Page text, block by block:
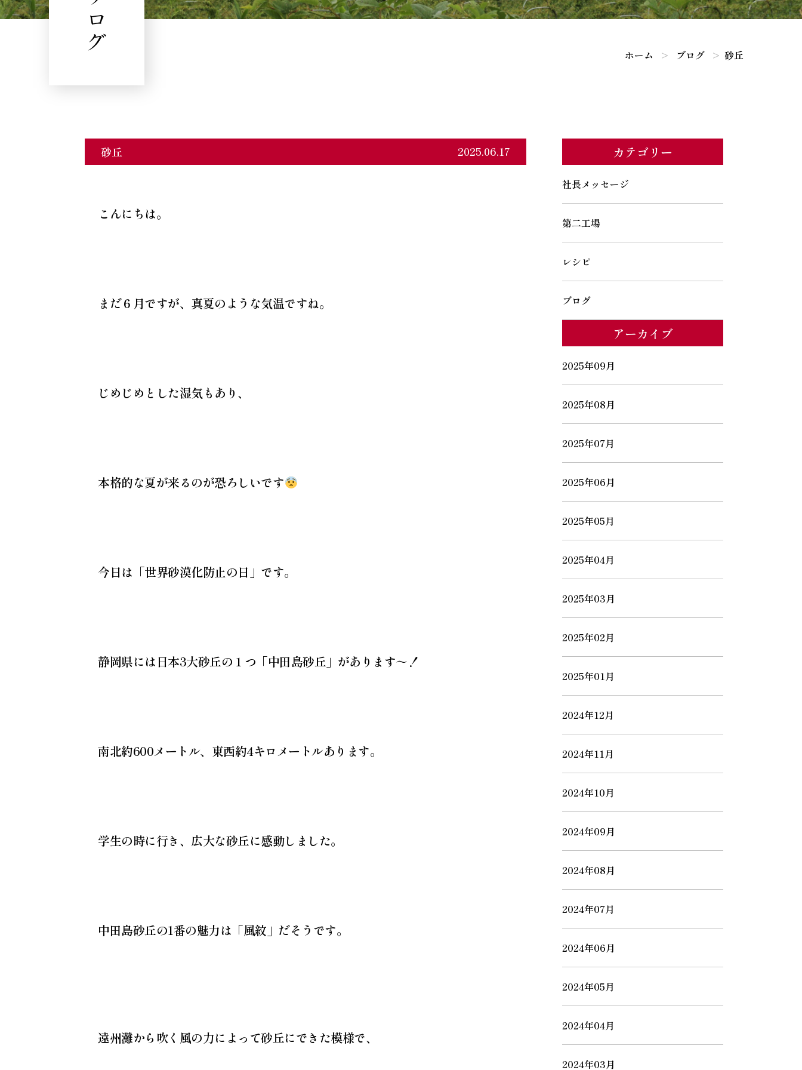
ブログ
ホーム ブログ 砂丘
砂丘 2025.06.17
こんにちは。
まだ６月ですが、真夏のような気温ですね。
じめじめとした湿気もあり、
本格的な夏が来るのが恐ろしいです
今日は「世界砂漠化防止の日」です。
静岡県には日本3大砂丘の１つ「中田島砂丘」があります～！
南北約600メートル、東西約4キロメートルあります。
学生の時に行き、広大な砂丘に感動しました。
中田島砂丘の1番の魅力は「風紋」だそうです。
遠州灘から吹く風の力によって砂丘にできた模様で、
カテゴリー
社長メッセージ
第二工場
レシピ
ブログ
アーカイブ
2025年09月
2025年08月
2025年07月
2025年06月
2025年05月
2025年04月
2025年03月
2025年02月
2025年01月
2024年12月
2024年11月
2024年10月
2024年09月
2024年08月
2024年07月
2024年06月
2024年05月
2024年04月
2024年03月